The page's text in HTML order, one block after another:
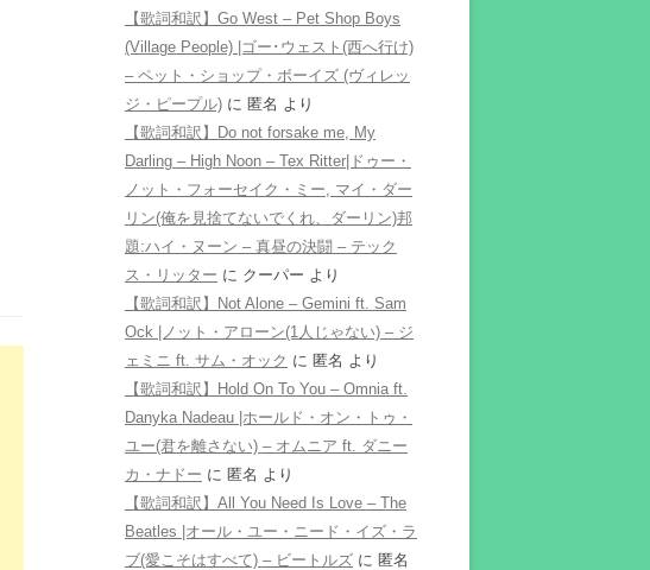
【歌詞和訳】Go West – Pet Shop Boys
(Village People) |ゴー･ウェスト(西へ行け)
– ペット・ショップ・ボーイズ (ヴィレッ
ジ・ピープル) に 匿名 より
【歌詞和訳】Do not forsake me, My
Darling – High Noon – Tex Ritter|ドゥー・
ノット・フォーセイク・ミー, マイ・ダー
リン(俺を見捨てないでくれ、ダーリン)邦
題:ハイ・ヌーン – 真昼の決闘 – テック
ス・リッター に クーパー より
【歌詞和訳】Not Alone – Gemini ft. Sam
Ock |ノット・アローン(1人じゃない) – ジ
ェミニ ft. サム・オック に 匿名 より
【歌詞和訳】Hold On To You – Omnia ft.
Danyka Nadeau |ホールド・オン・トゥ・
ユー(君を離さない) – オムニア ft. ダニー
カ・ナドー に 匿名 より
【歌詞和訳】All You Need Is Love – The
Beatles |オール・ユー・ニード・イズ・ラ
ブ(愛こそはすべて) – ビートルズ に 匿名